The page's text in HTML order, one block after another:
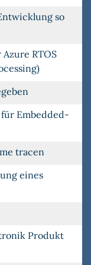
so
RTOS
Embedded-
tracen
eines
Produkt